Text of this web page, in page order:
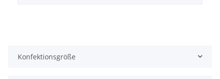
Konfektionsgröße